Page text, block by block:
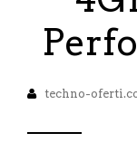
techno-